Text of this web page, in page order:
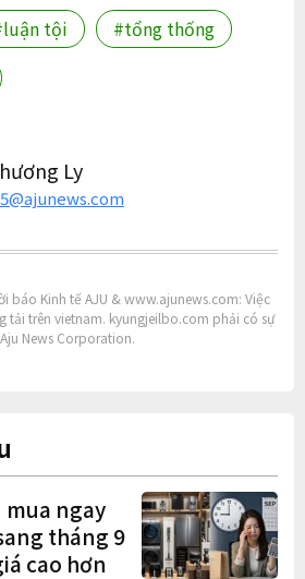
tội
#tổng thống
Ly
báo Kinh tế AJU & www.ajunews.com: Việc
tải trên vietnam. kyungjeilbo.com phải có sự
News Corporation.
mua ngay
tháng 9
cao hơn